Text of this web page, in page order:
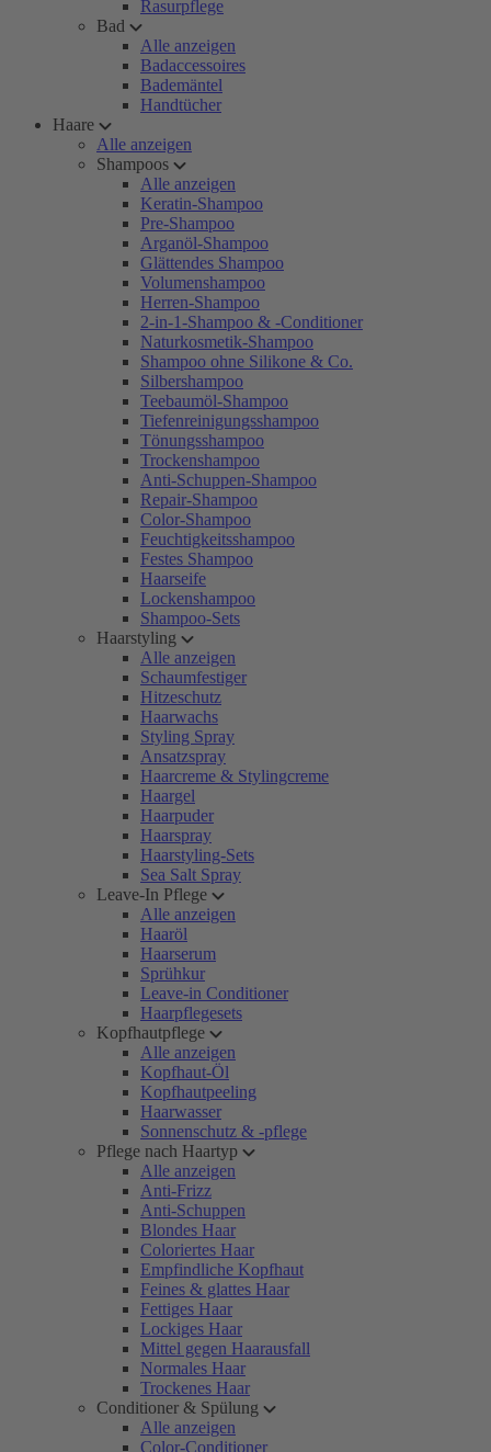
Rasurpflege
Bad
Alle anzeigen
Badaccessoires
Bademäntel
Handtücher
Haare
Alle anzeigen
Shampoos
Alle anzeigen
Keratin-Shampoo
Pre-Shampoo
Arganöl-Shampoo
Glättendes Shampoo
Volumenshampoo
Herren-Shampoo
2-in-1-Shampoo & -Conditioner
Naturkosmetik-Shampoo
Shampoo ohne Silikone & Co.
Silbershampoo
Teebaumöl-Shampoo
Tiefenreinigungsshampoo
Tönungsshampoo
Trockenshampoo
Anti-Schuppen-Shampoo
Repair-Shampoo
Color-Shampoo
Feuchtigkeitsshampoo
Festes Shampoo
Haarseife
Lockenshampoo
Shampoo-Sets
Haarstyling
Alle anzeigen
Schaumfestiger
Hitzeschutz
Haarwachs
Styling Spray
Ansatzspray
Haarcreme & Stylingcreme
Haargel
Haarpuder
Haarspray
Haarstyling-Sets
Sea Salt Spray
Leave-In Pflege
Alle anzeigen
Haaröl
Haarserum
Sprühkur
Leave-in Conditioner
Haarpflegesets
Kopfhautpflege
Alle anzeigen
Kopfhaut-Öl
Kopfhautpeeling
Haarwasser
Sonnenschutz & -pflege
Pflege nach Haartyp
Alle anzeigen
Anti-Frizz
Anti-Schuppen
Blondes Haar
Coloriertes Haar
Empfindliche Kopfhaut
Feines & glattes Haar
Fettiges Haar
Lockiges Haar
Mittel gegen Haarausfall
Normales Haar
Trockenes Haar
Conditioner & Spülung
Alle anzeigen
Color-Conditioner